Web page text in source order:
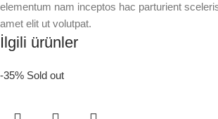
elementum nam inceptos hac parturient
amet elit ut volutpat.
İlgili ürünler
-35% Sold out